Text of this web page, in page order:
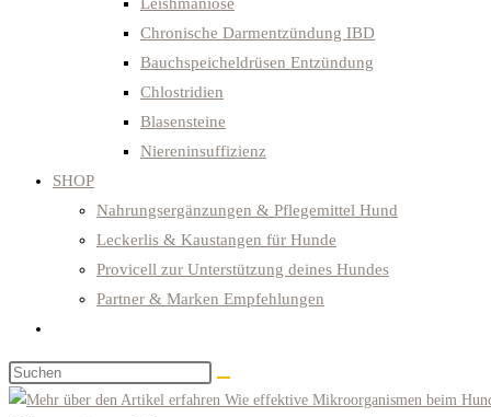
Chronische Darmentzündung IBD
Bauchspeicheldrüsen Entzündung
Chlostridien
Blasensteine
Niereninsuffizienz
SHOP
Nahrungsergänzungen & Pflegemittel Hund
Leckerlis & Kaustangen für Hunde
Provicell zur Unterstützung deines Hundes
Partner & Marken Empfehlungen
umschalten
Diese
Website